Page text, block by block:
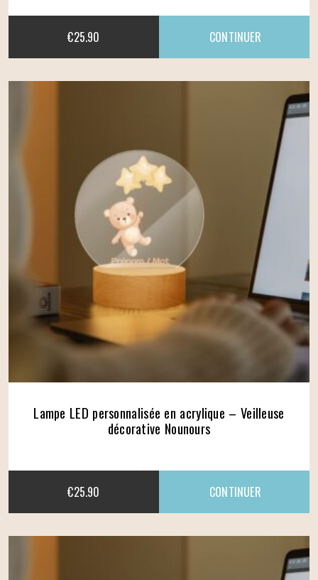
€25.90
Lampe LED personnalisée en acrylique – Veilleuse
décorative Nounours
€25.90